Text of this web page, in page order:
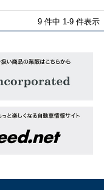
9 件中 1-9 件表示